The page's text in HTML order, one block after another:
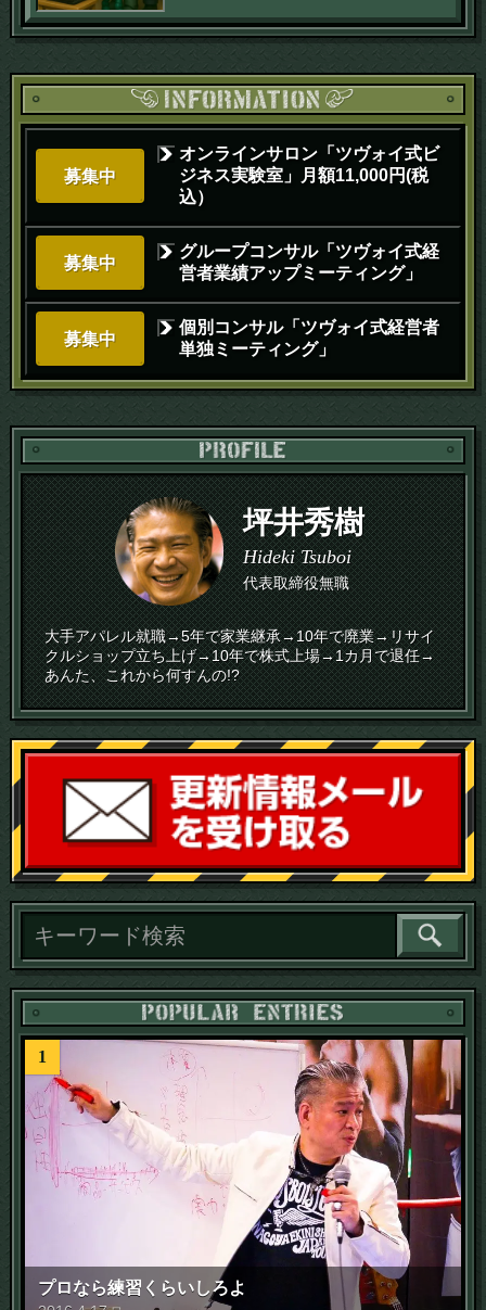
募集中
オンラインサロン「ツヴォイ式ビ
ジネス実験室」月額11,000円(税
込）
募集中
グループコンサル「ツヴォイ式経
営者業績アップミーティング」
募集中
個別コンサル「ツヴォイ式経営者
単独ミーティング」
坪井秀樹
Hideki Tsuboi
代表取締役無職
大手アパレル就職→5年で家業継承→10年で廃業→リサイ
クルショップ立ち上げ→10年で株式上場→1カ月で退任→
あんた、これから何すんの!?
読
1
プロなら練習くらいしろよ